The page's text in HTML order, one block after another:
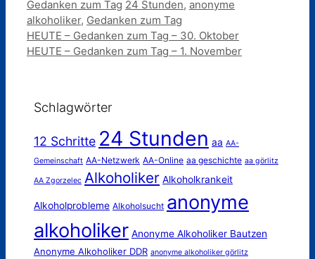
Kategorien
Gedanken zum Tag Schlagwörter
24 Stunden, anonyme
alkoholiker, Gedanken zum Tag
HEUTE – Gedanken zum Tag – 30. Oktober
HEUTE – Gedanken zum Tag – 1. November
Schlagwörter
12 Schritte 24 Stunden aa AA-
Gemeinschaft AA-Netzwerk AA-Online aa geschichte aa görlitz
AA Zgorzelec Alkoholiker Alkoholkrankeit
Alkoholprobleme Alkoholsucht anonyme
alkoholiker Anonyme Alkoholiker Bautzen
Anonyme Alkoholiker DDR anonyme alkoholiker görlitz